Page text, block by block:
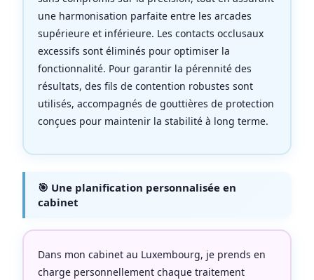
une harmonisation parfaite entre les arcades
supérieure et inférieure. Les contacts occlusaux
excessifs sont éliminés pour optimiser la
fonctionnalité. Pour garantir la pérennité des
résultats, des fils de contention robustes sont
utilisés, accompagnés de gouttières de protection
conçues pour maintenir la stabilité à long terme.
🎯 Une planification personnalisée en
cabinet
Dans mon cabinet au Luxembourg, je prends en
charge personnellement chaque traitement